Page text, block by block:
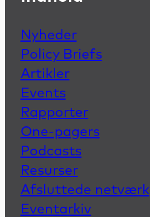
Nyheder
Policy Briefs
Artikler
Events
Rapporter
One-pagers
Podcasts
Resurser
Afsluttede netværk
Eventarkiv